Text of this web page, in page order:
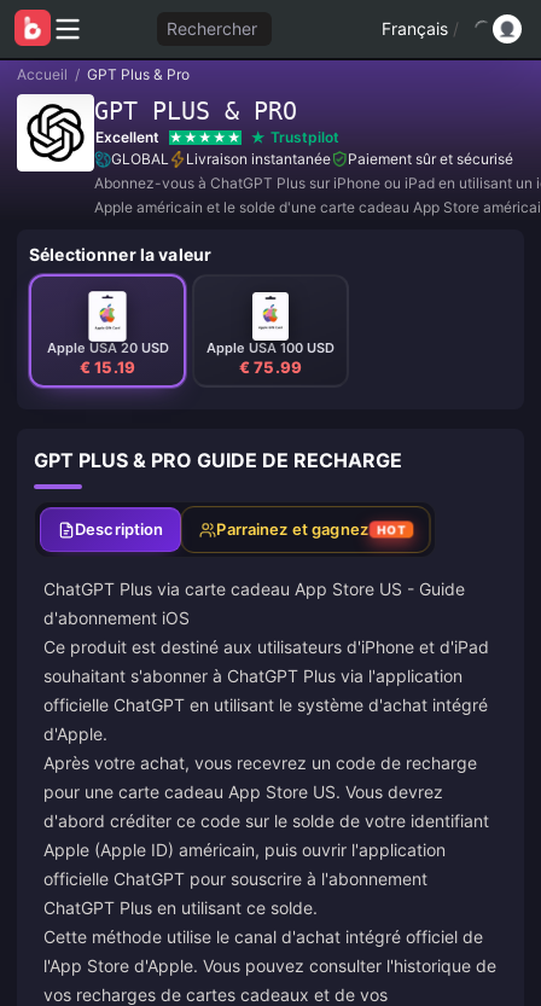
Rechercher Français /
Accueil / GPT Plus & Pro
GPT PLUS & PRO
Excellent
Trustpilot
GLOBAL
Livraison instantanée
Paiement sûr et sécurisé
Abonnez-vous à ChatGPT Plus sur iPhone ou iPad en utilisant un
Apple américain et le solde d'une carte cadeau App Store
Sélectionner la valeur
Apple USA 20 USD
€ 15.19
Apple USA 100 USD
€ 75.99
GPT PLUS & PRO GUIDE DE RECHARGE
Description Parrainez et gagnez HOT
ChatGPT Plus via carte cadeau App Store US - Guide
d'abonnement iOS
Ce produit est destiné aux utilisateurs d'iPhone et d'iPad
souhaitant s'abonner à ChatGPT Plus via l'application
officielle ChatGPT en utilisant le système d'achat intégré
d'Apple.
Après votre achat, vous recevrez un code de recharge
pour une carte cadeau App Store US. Vous devrez
d'abord créditer ce code sur le solde de votre identifiant
Apple (Apple ID) américain, puis ouvrir l'application
officielle ChatGPT pour souscrire à l'abonnement
ChatGPT Plus en utilisant ce solde.
Cette méthode utilise le canal d'achat intégré officiel de
l'App Store d'Apple. Vous pouvez consulter l'historique de
vos recharges de cartes cadeaux et de vos